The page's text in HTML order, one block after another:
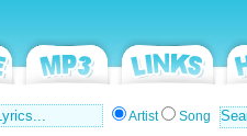
Artist Song